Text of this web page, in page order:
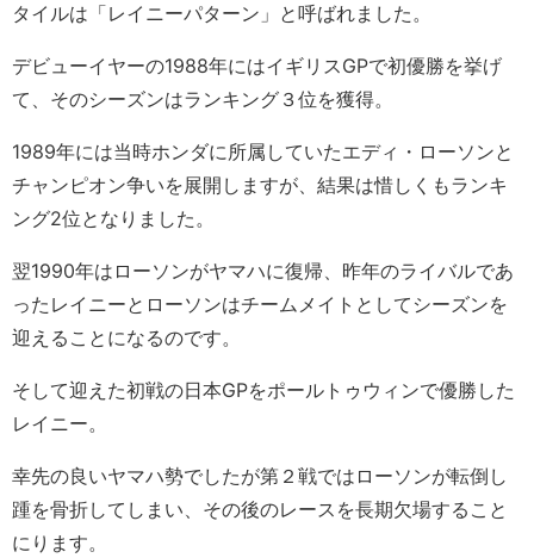
タイルは「レイニーパターン」と呼ばれました。
デビューイヤーの1988年にはイギリスGPで初優勝を挙げ
て、そのシーズンはランキング３位を獲得。
1989年には当時ホンダに所属していたエディ・ローソンと
チャンピオン争いを展開しますが、結果は惜しくもランキ
ング2位となりました。
翌1990年はローソンがヤマハに復帰、昨年のライバルであ
ったレイニーとローソンはチームメイトとしてシーズンを
迎えることになるのです。
そして迎えた初戦の日本GPをポールトゥウィンで優勝した
レイニー。
幸先の良いヤマハ勢でしたが第２戦ではローソンが転倒し
踵を骨折してしまい、その後のレースを長期欠場すること
にります。